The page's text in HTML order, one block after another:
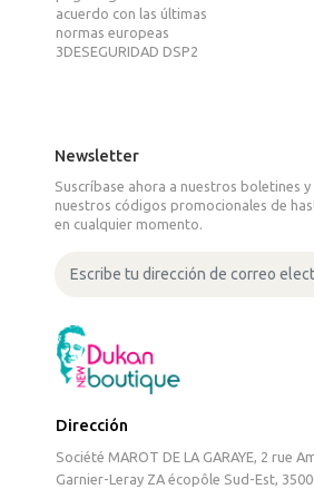
acuerdo con las últimas
normas europeas
3DESEGURIDAD DSP2
Newsletter
Suscríbase ahora a nuestros boletines
nuestros códigos promocionales de
en cualquier momento.
Dirección
Société MAROT DE LA GARAYE, 2 rue
Garnier-Leray ZA écopôle Sud-Est,